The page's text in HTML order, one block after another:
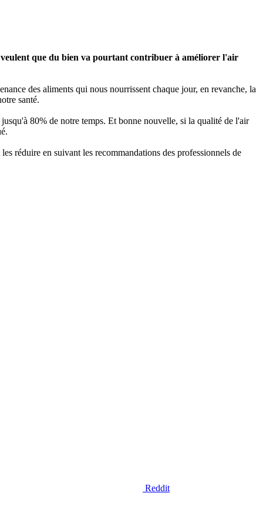
veulent que du bien va pourtant contribuer à améliorer l'air
des aliments qui nous nourrissent chaque jour, en revanche, la
santé.
80% de notre temps. Et bonne nouvelle, si la qualité de l'air
réduire en suivant les recommandations des professionnels de
Reddit